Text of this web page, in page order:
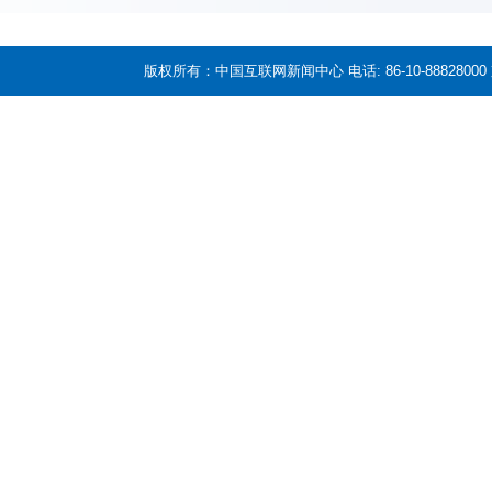
版权所有：中国互联网新闻中心 电话: 86-10-